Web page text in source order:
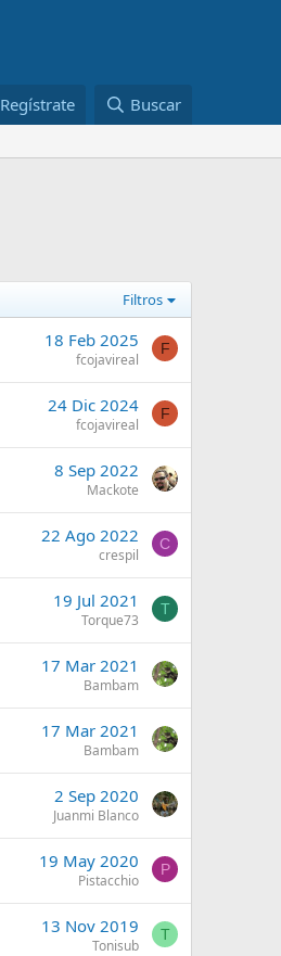
Regístrate Buscar
Filtros
18 Feb 2025
fcojavireal
F
24 Dic 2024
fcojavireal
F
8 Sep 2022
Mackote
22 Ago 2022
crespil
C
19 Jul 2021
Torque73
T
17 Mar 2021
Bambam
17 Mar 2021
Bambam
2 Sep 2020
Juanmi Blanco
19 May 2020
Pistacchio
P
13 Nov 2019
Tonisub
T